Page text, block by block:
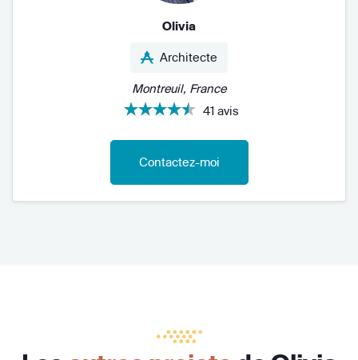
Olivia
Architecte
Montreuil, France
41 avis
Contactez-moi